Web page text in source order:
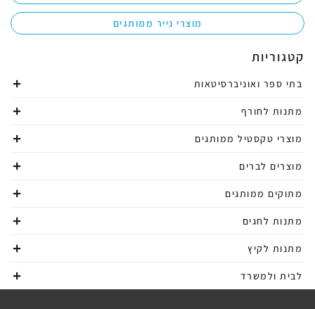
מוצרי נייר ממותגים
קטגוריות
בתי ספר ואוניברסיטאות
מתנות לחורף
מוצרי טקסטיל ממותגים
מוצרים לברים
מתוקים ממותגים
מתנות לחגים
מתנות לקיץ
לבית ולמשרד